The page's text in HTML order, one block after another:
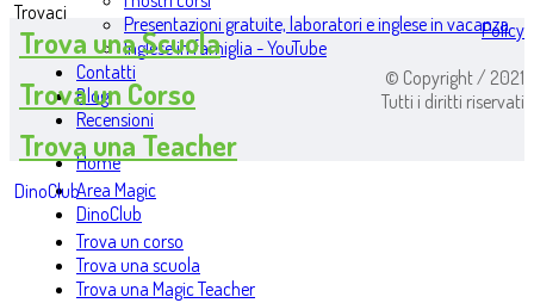
Presentazioni gratuite, laboratori e inglese in vacanza
Inglese in famiglia - YouTube
Contatti
Blog
Recensioni
Home
Area Magic
DinoClub
Trova un corso
Trova una scuola
Trova una Magic Teacher
Trovaci
Trova una Scuola
Trova un Corso
Trova una Teacher
DinoClub
Policy
© Copyright / 2021
Tutti i diritti riservati